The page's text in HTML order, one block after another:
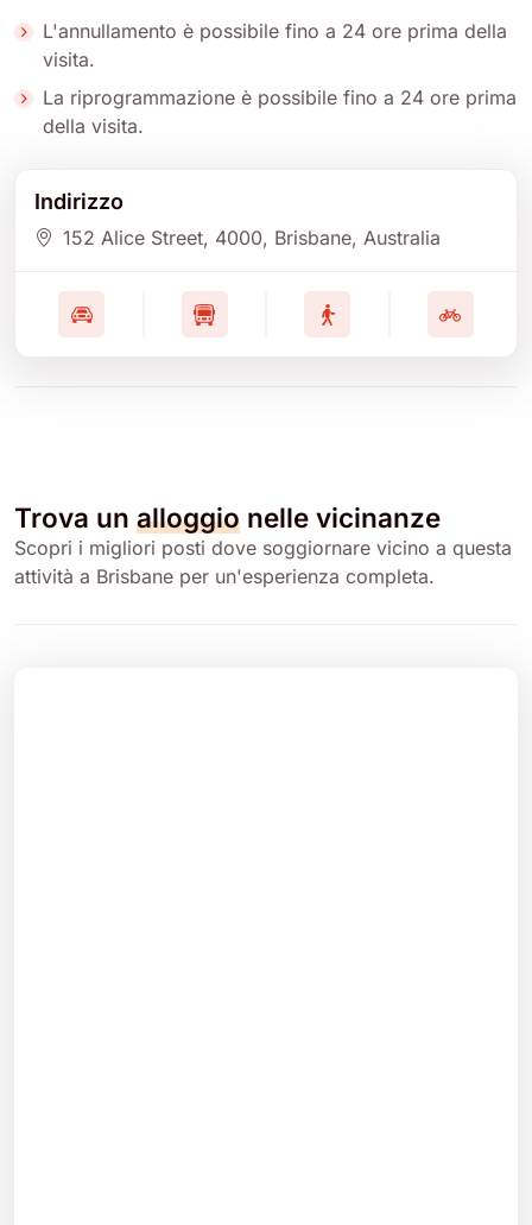
L'annullamento è possibile fino a 24 ore prima della
visita.
La riprogrammazione è possibile fino a 24 ore prima
della visita.
Indirizzo
152 Alice Street, 4000, Brisbane, Australia
Trova un alloggio nelle vicinanze
Scopri i migliori posti dove soggiornare vicino a questa
attività a Brisbane per un'esperienza completa.